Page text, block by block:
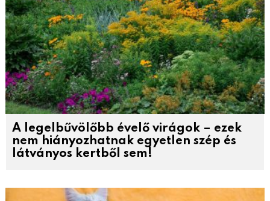
A legelbűvölőbb évelő virágok – ezek
nem hiányozhatnak egyetlen szép és
látványos kertből sem!